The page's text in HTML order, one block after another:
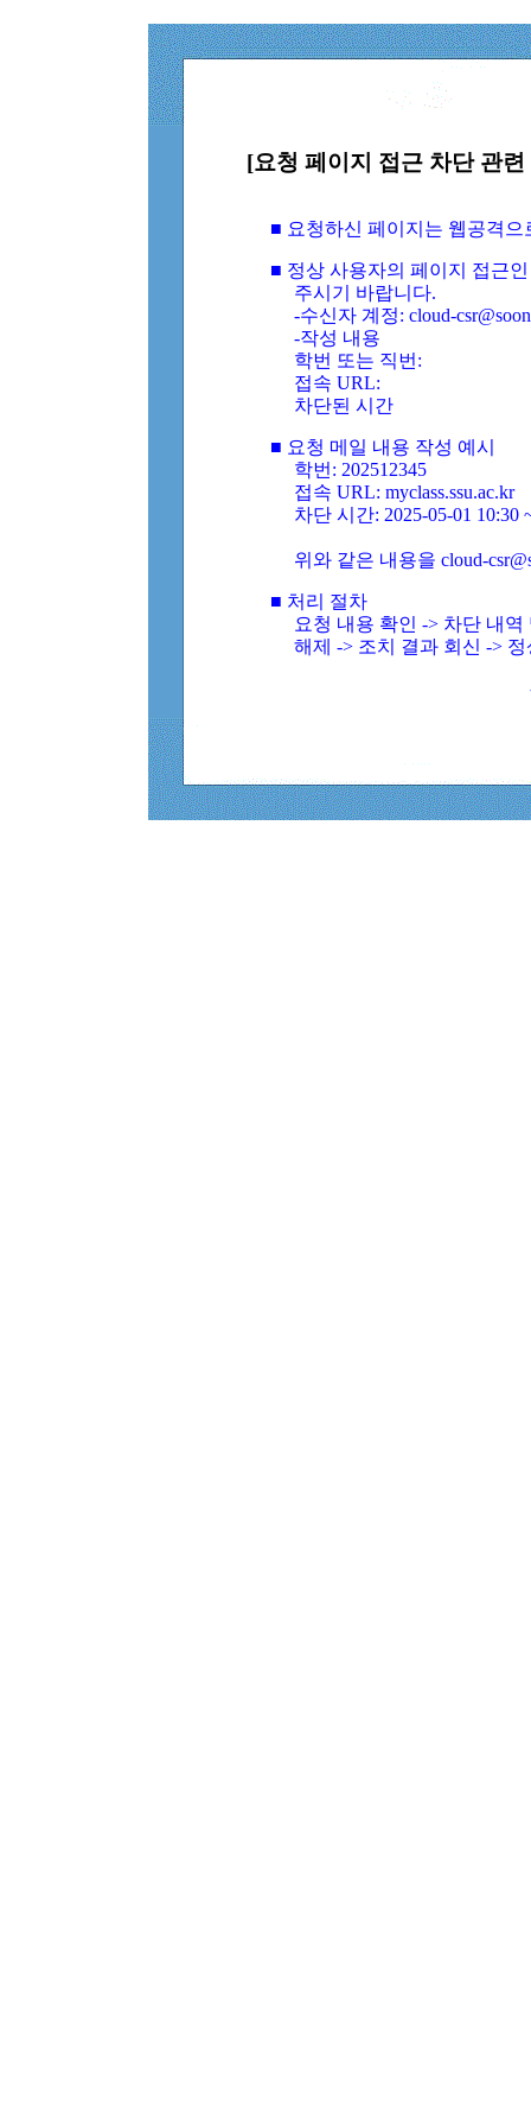
[요청 페이지 접근 차단 관
■ 요청하신 페이지는 웹공격
■ 정상 사용자의 페이지 접근
주시기 바랍니다.
-수신자 계정: cloud-
-작성 내용
학번 또는 직번:
접속 URL:
차단된 시간
■ 요청 메일 내용 작성 예시
학번: 202512345
접속 URL: myclass.ssu.ac.kr
차단 시간: 2025-05-01 10:30
위와 같은 내용을 cloud-
■ 처리 절차
요청 내용 확인 -> 차단 내
해제 -> 조치 결과 회신 ->